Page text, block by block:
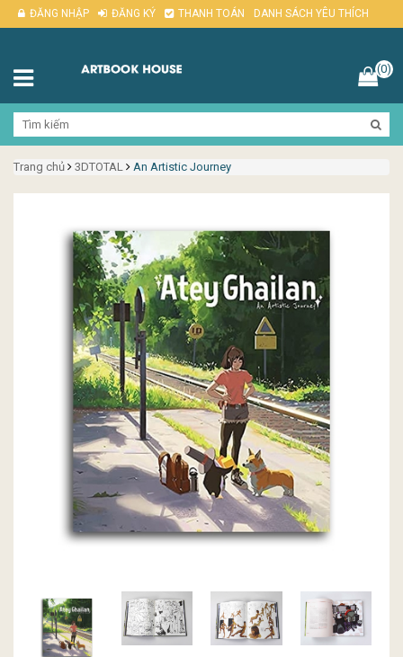
ĐĂNG NHẬP ĐĂNG KÝ THANH TOÁN DANH SÁCH YÊU THÍCH
(0)
Trang chủ 3DTOTAL An Artistic Journey